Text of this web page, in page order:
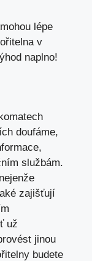
lépe
​v
naplno!
doufáme,
službám.
zajišťují
už⁢
jinou
budete